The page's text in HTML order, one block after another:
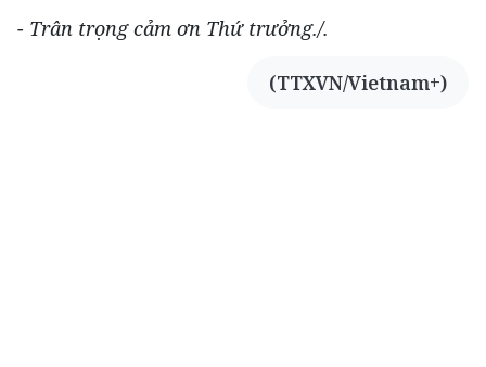
- Trân trọng cảm ơn Thứ trưởng./.
(TTXVN/Vietnam+)